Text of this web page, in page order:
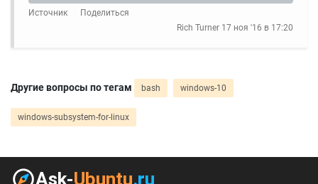
Источник
Поделиться
Rich Turner 17 ноя '16 в 17:20
Другие вопросы по тегам bash windows-10
windows-subsystem-for-linux